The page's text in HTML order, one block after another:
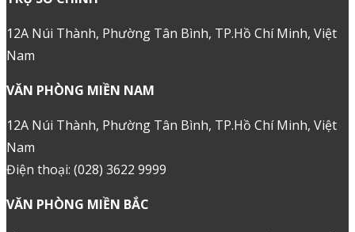
12A Núi Thành, Phường Tân Bình, TP.Hồ Chí Minh, Việt
Nam
VĂN PHÒNG MIỀN NAM
12A Núi Thành, Phường Tân Bình, TP.Hồ Chí Minh, Việt
Nam
Điện thoại: (028) 3622 9999
VĂN PHÒNG MIỀN BẮC